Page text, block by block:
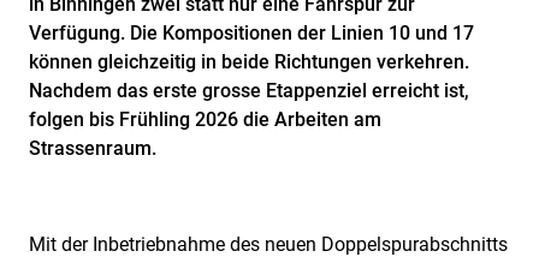
Verfügung. Die Kompositionen der Linien 10 und 17
können gleichzeitig in beide Richtungen verkehren.
Nachdem das erste grosse Etappenziel erreicht ist,
folgen bis Frühling 2026 die Arbeiten am
Strassenraum.
Mit der Inbetriebnahme des neuen Doppelspurabschnitts